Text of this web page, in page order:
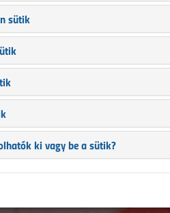
537:2017
megvalósítás
|
sütik
ki vagy be a sütik?